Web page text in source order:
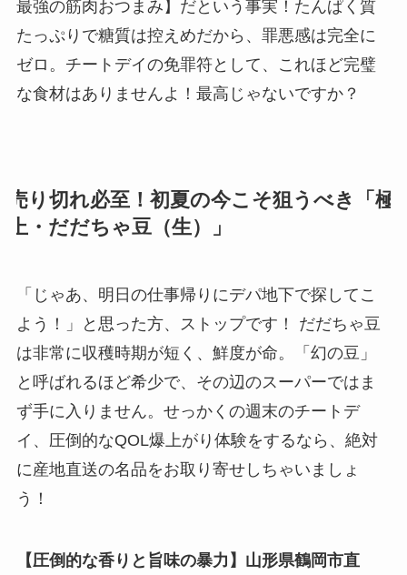
最強の筋肉おつまみ】だという事実！たんぱく質
たっぷりで糖質は控えめだから、罪悪感は完全に
ゼロ。チートデイの免罪符として、これほど完璧
な食材はありませんよ！最高じゃないですか？
売り切れ必至！初夏の今こそ狙うべき「極
上・だだちゃ豆（生）」
「じゃあ、明日の仕事帰りにデパ地下で探してこ
よう！」と思った方、ストップです！ だだちゃ豆
は非常に収穫時期が短く、鮮度が命。「幻の豆」
と呼ばれるほど希少で、その辺のスーパーではま
ず手に入りません。せっかくの週末のチートデ
イ、圧倒的なQOL爆上がり体験をするなら、絶対
に産地直送の名品をお取り寄せしちゃいましょ
う！
【圧倒的な香りと旨味の暴力】山形県鶴岡市直